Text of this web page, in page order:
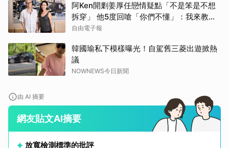
阿Ken開剿姜厚任戀情疑點「不是笨是不想
拆穿」 他5度回嗆「你們不懂」：我來教育
你們
自由電子報
韓國瑜私下模樣曝光！自駕舊三菱出遊掀熱
議
NOWNEWS今日新聞
由 AI 摘要
網友貼文AI摘要
放寬檢測標準的批評